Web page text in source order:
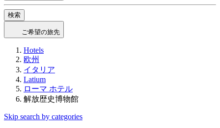
検索
ご希望の旅先
Hotels
欧州
イタリア
Latium
ローマ ホテル
解放歴史博物館
Skip search by categories